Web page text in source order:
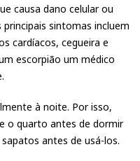
causa dano celular ou
sintomas incluem
cardíacos, cegueira e
escorpião um médico
à noite. Por isso,
o quarto antes de dormir
antes de usá-los.